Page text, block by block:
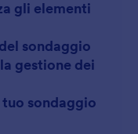
gli elementi
sondaggio
gestione dei
sondaggio